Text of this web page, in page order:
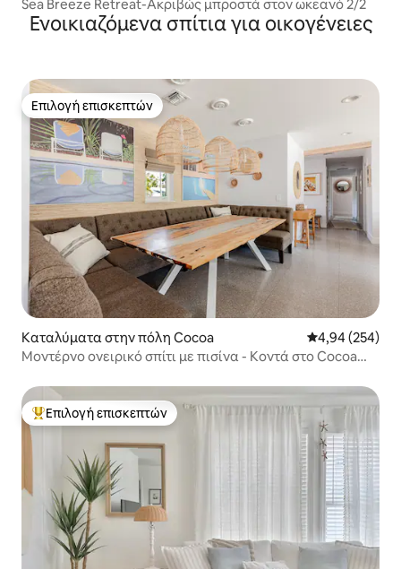
Sea Breeze Retreat-Ακριβώς μπροστά στον ωκεανό 2/2
Ενοικιαζόμενα σπίτια για οικογένειες
Επιλογή επισκεπτών
Επιλογή επισκεπτών
Καταλύματα στην πόλη Cocoa Μέση
4,94 (254)
Μοντέρνο ονειρικό σπίτι με πισίνα - Κοντά στο Cocoa
Κορυφαία επιλογή επισκεπτών
Επιλογή επισκεπτών